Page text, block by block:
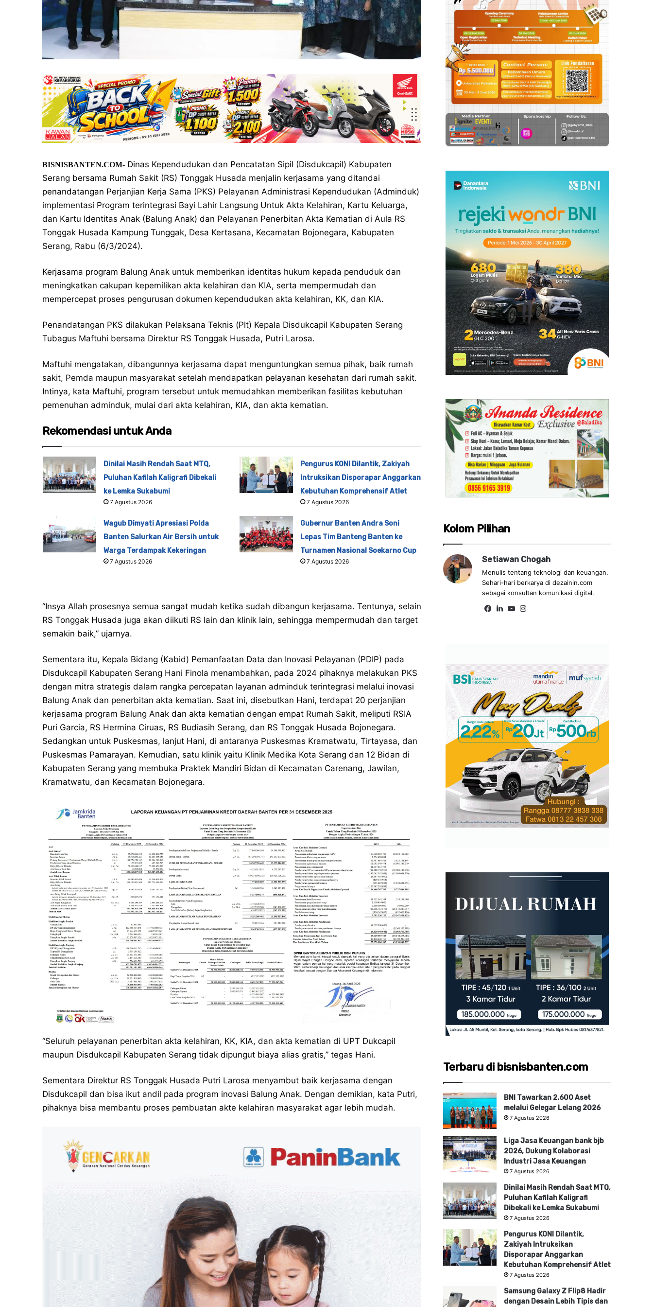
BISNISBANTEN.COM- Dinas Kependudukan dan Pencatatan Sipil (Disdukcapil) Kabupaten
Serang bersama Rumah Sakit (RS) Tonggak Husada menjalin kerjasama yang ditandai
penandatangan Perjanjian Kerja Sama (PKS) Pelayanan Administrasi Kependudukan (Adminduk)
implementasi Program terintegrasi Bayi Lahir Langsung Untuk Akta Kelahiran, Kartu Keluarga,
dan Kartu Identitas Anak (Balung Anak) dan Pelayanan Penerbitan Akta Kematian di Aula RS
Tonggak Husada Kampung Tunggak, Desa Kertasana, Kecamatan Bojonegara, Kabupaten
Serang, Rabu (6/3/2024).
Kerjasama program Balung Anak untuk memberikan identitas hukum kepada penduduk dan
meningkatkan cakupan kepemilikan akta kelahiran dan KIA, serta mempermudah dan
mempercepat proses pengurusan dokumen kependudukan akta kelahiran, KK, dan KIA.
Penandatangan PKS dilakukan Pelaksana Teknis (Plt) Kepala Disdukcapil Kabupaten Serang
Tubagus Maftuhi bersama Direktur RS Tonggak Husada, Putri Larosa.
Maftuhi mengatakan, dibangunnya kerjasama dapat menguntungkan semua pihak, baik rumah
sakit, Pemda maupun masyarakat setelah mendapatkan pelayanan kesehatan dari rumah sakit.
Intinya, kata Maftuhi, program tersebut untuk memudahkan memberikan fasilitas kebutuhan
pemenuhan adminduk, mulai dari akta kelahiran, KIA, dan akta kematian.
Rekomendasi untuk Anda
Dinilai Masih Rendah Saat MTQ,
Puluhan Kafilah Kaligrafi Dibekali
ke Lemka Sukabumi
7 Agustus 2026
Pengurus KONI Dilantik, Zakiyah
Intruksikan Disporapar Anggarkan
Kebutuhan Komprehensif Atlet
7 Agustus 2026
Wagub Dimyati Apresiasi Polda
Banten Salurkan Air Bersih untuk
Warga Terdampak Kekeringan
7 Agustus 2026
Gubernur Banten Andra Soni
Lepas Tim Banteng Banten ke
Turnamen Nasional Soekarno Cup
7 Agustus 2026
“Insya Allah prosesnya semua sangat mudah ketika sudah dibangun kerjasama. Tentunya, selain
RS Tonggak Husada juga akan diikuti RS lain dan klinik lain, sehingga mempermudah dan target
semakin baik,” ujarnya.
Sementara itu, Kepala Bidang (Kabid) Pemanfaatan Data dan Inovasi Pelayanan (PDIP) pada
Disdukcapil Kabupaten Serang Hani Finola menambahkan, pada 2024 pihaknya melakukan PKS
dengan mitra strategis dalam rangka percepatan layanan adminduk terintegrasi melalui inovasi
Balung Anak dan penerbitan akta kematian. Saat ini, disebutkan Hani, terdapat 20 perjanjian
kerjasama program Balung Anak dan akta kematian dengan empat Rumah Sakit, meliputi RSIA
Puri Garcia, RS Hermina Ciruas, RS Budiasih Serang, dan RS Tonggak Husada Bojonegara.
Sedangkan untuk Puskesmas, lanjut Hani, di antaranya Puskesmas Kramatwatu, Tirtayasa, dan
Puskesmas Pamarayan. Kemudian, satu klinik yaitu Klinik Medika Kota Serang dan 12 Bidan di
Kabupaten Serang yang membuka Praktek Mandiri Bidan di Kecamatan Carenang, Jawilan,
Kramatwatu, dan Kecamatan Bojonegara.
“Seluruh pelayanan penerbitan akta kelahiran, KK, KIA, dan akta kematian di UPT Dukcapil
maupun Disdukcapil Kabupaten Serang tidak dipungut biaya alias gratis,” tegas Hani.
Sementara Direktur RS Tonggak Husada Putri Larosa menyambut baik kerjasama dengan
Disdukcapil dan bisa ikut andil pada program inovasi Balung Anak. Dengan demikian, kata Putri,
pihaknya bisa membantu proses pembuatan akte kelahiran masyarakat agar lebih mudah.
Kolom Pilihan
Setiawan Chogah
Menulis tentang teknologi dan keuangan.
Sehari-hari berkarya di dezainin.com
sebagai konsultan komunikasi digital.
Fa Lin Yo
Terbaru di bisnisbanten.com
BNI Tawarkan 2.600 Aset
melalui Gelegar Lelang 2026
7 Agustus 2026
Liga Jasa Keuangan bank bjb
2026, Dukung Kolaborasi
Industri Jasa Keuangan
7 Agustus 2026
Dinilai Masih Rendah Saat MTQ,
Puluhan Kafilah Kaligrafi
Dibekali ke Lemka Sukabumi
7 Agustus 2026
Pengurus KONI Dilantik,
Zakiyah Intruksikan
Disporapar Anggarkan
Kebutuhan Komprehensif Atlet
7 Agustus 2026
Samsung Galaxy Z Flip8 Hadir
dengan Desain Lebih Tipis dan